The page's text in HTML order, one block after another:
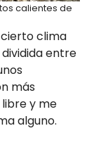
calientes de
clima
entre
más
y me
alguno.